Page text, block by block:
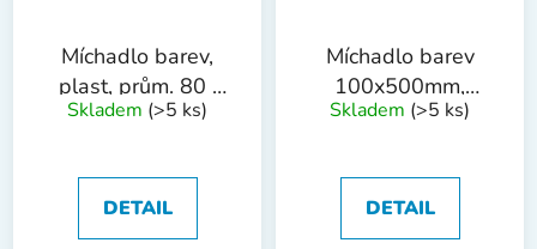
Míchadlo barev,
plast, prům. 80 ,
délka 500mm
Skladem (>5 ks)
DETAIL
Míchadlo barev
100x500mm,
sklolam. 1216
Skladem (>5 ks)
DETAIL